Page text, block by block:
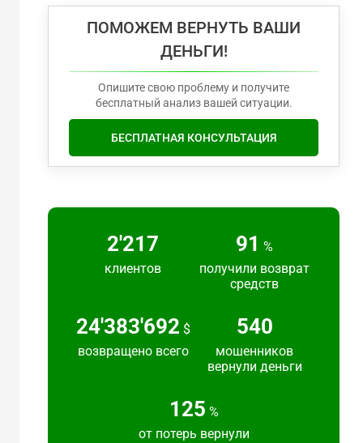
ПОМОЖЕМ ВЕРНУТЬ ВАШИ
ДЕНЬГИ!
Опишите свою проблему и получите
бесплатный анализ вашей ситуации.
БЕСПЛАТНАЯ КОНСУЛЬТАЦИЯ
2'217
клиентов
91 %
получили возврат
средств
24'383'692 $
возвращено всего
540
мошенников
вернули деньги
125 %
от потерь вернули